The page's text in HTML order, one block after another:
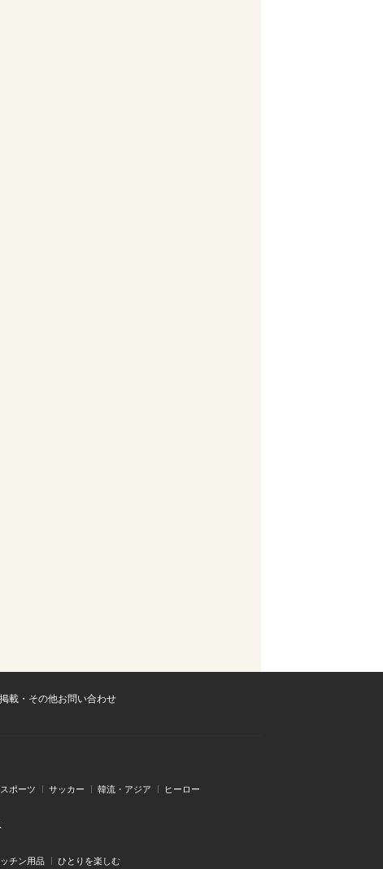
載・その他お問い合わせ
スポーツ サッカー 韓流・アジア ヒーロー
チン用品 ひとりを楽しむ